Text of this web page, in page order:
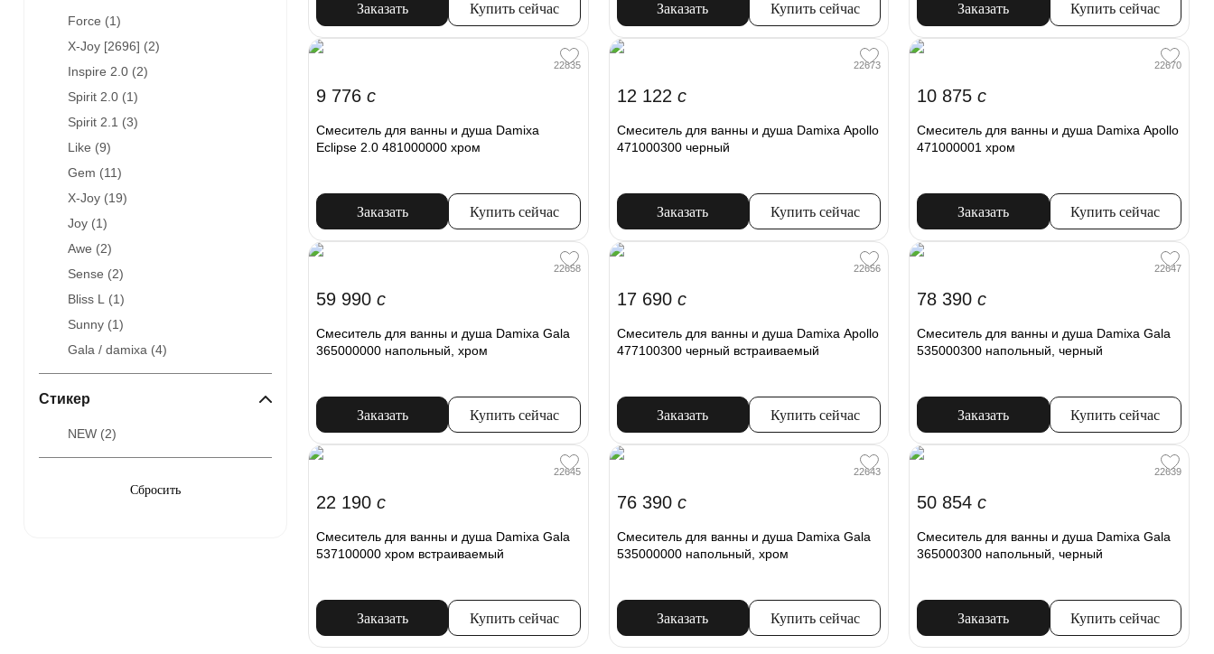
Force (1)
X-Joy [2696] (2)
Inspire 2.0 (2)
Spirit 2.0 (1)
Spirit 2.1 (3)
Like (9)
Gem (11)
X-Joy (19)
Joy (1)
Awe (2)
Sense (2)
Bliss L (1)
Sunny (1)
Gala / damixa (4)
Стикер
NEW (2)
Заказать Купить сейчас Заказать Купить сейчас Заказать Купить сейчас
22835
9 776 c
Смеситель для ванны и душа Damixa
Eclipse 2.0 481000000 хром
Заказать Купить сейчас
22673
12 122 c
Смеситель для ванны и душа Damixa Apollo
471000300 черный
Заказать Купить сейчас
22670
10 875c
Смеситель для ванны и душа Damixa Apollo
471000001 хром
Заказать Купить сейчас
22658
59 990 c
Смеситель для ванны и душа Damixa Gala
365000000 напольный, хром
Заказать Купить сейчас
22656
17 690 c
Смеситель для ванны и душа Damixa Apollo
477100300 черный встраиваемый
Заказать Купить сейчас
22647
78 390c
Смеситель для ванны и душа Damixa Gala
535000300 напольный, черный
Заказать Купить сейчас
22645
22 190 c
Смеситель для ванны и душа Damixa Gala
537100000 хром встраиваемый
Заказать Купить сейчас
22643
76 390 c
Смеситель для ванны и душа Damixa Gala
535000000 напольный, хром
Заказать Купить сейчас
22639
50 854c
Смеситель для ванны и душа Damixa Gala
365000300 напольный, черный
Заказать Купить сейчас